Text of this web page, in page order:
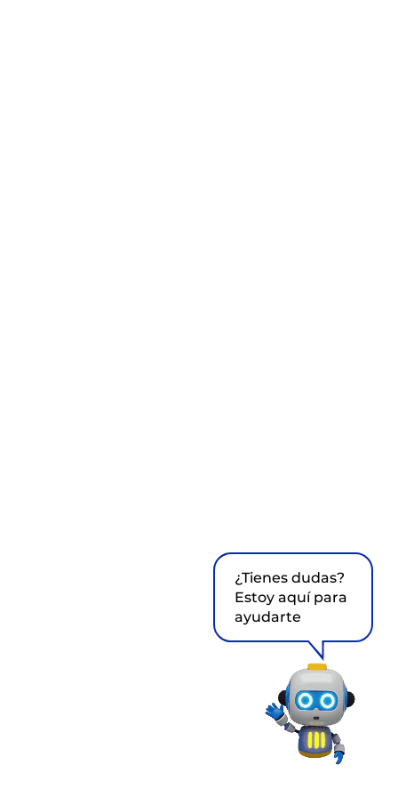
¿Tienes dudas?
Estoy aquí para
ayudarte